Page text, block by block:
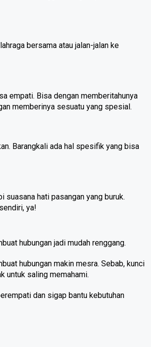
bersama atau jalan-jalan ke
empati. Bisa dengan memberitahunya
memberinya sesuatu yang spesial.
Barangkali ada hal spesifik yang bisa
suasana hati pasangan yang buruk.
ya!
hubungan jadi mudah renggang.
hubungan makin mesra. Sebab, kunci
untuk saling memahami.
dan sigap bantu kebutuhan